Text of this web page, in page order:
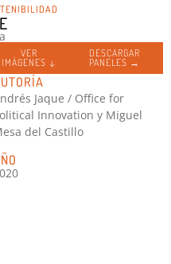
VER
IMÁGENES ↓
DESCARGAR
PANELES →
Jaque / Office for
Innovation y Miguel
del Castillo